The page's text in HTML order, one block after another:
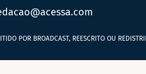
POR BROADCAST, REESCRITO OU